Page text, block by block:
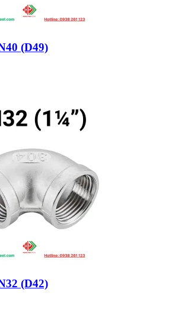
(D49)
(D42)